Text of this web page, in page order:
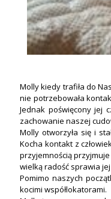
Molly kiedy trafiła do
nie potrzebowała
Jednak poświęcony jej
zachowanie naszej
Molly otworzyła się i
Kocha kontakt z
przyjemnością
wielką radość sprawia
Pomimo naszych
kocimi współlokatorami.